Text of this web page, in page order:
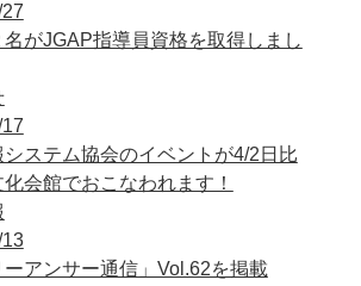
名がJGAP指導員資格を取得しまし
システム協会のイベントが4/2日比
会館でおこなわれます！
ーアンサー通信」Vol.62を掲載